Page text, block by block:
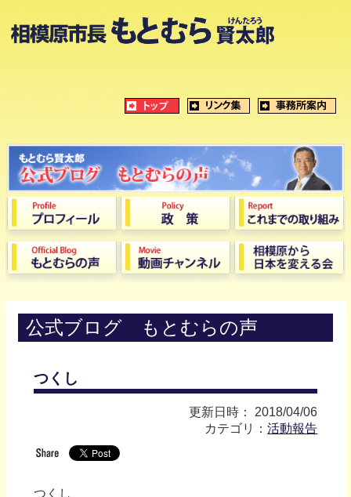
公式ブログ もとむらの声
つくし
更新日時： 2018/04/06
カテゴリ：活動報告
つくし